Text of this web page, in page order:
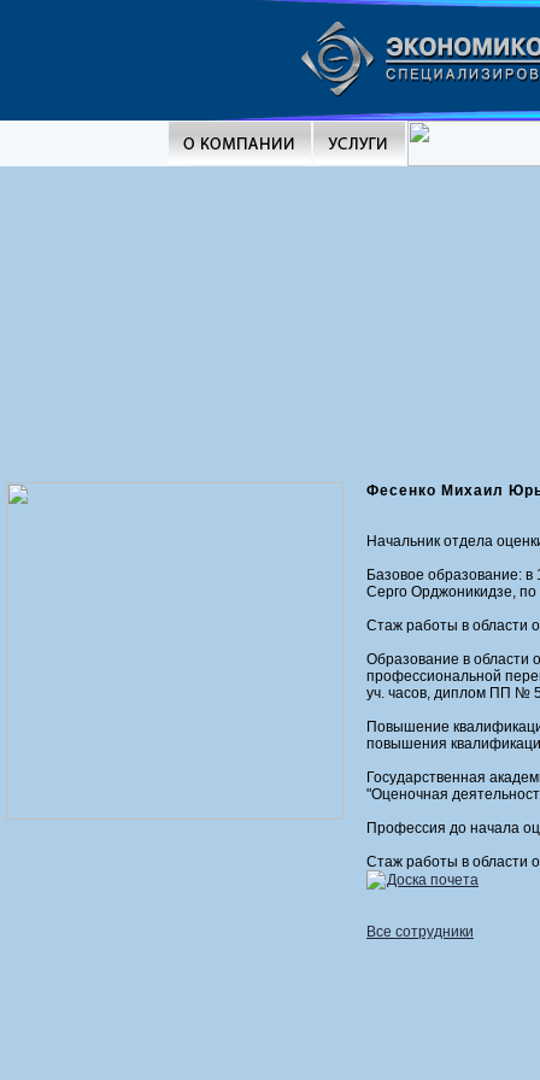
Фесенко Михаил
Начальник отдела
Базовое образование: в
Серго Орджоникидзе,
Стаж работы в области
Образование в
профессиональной
уч. часов, диплом ПП №
Повышение
повышения
Государственная
"Оценочная
Профессия до начала
Стаж работы в области
Доска почета
Все сотрудники